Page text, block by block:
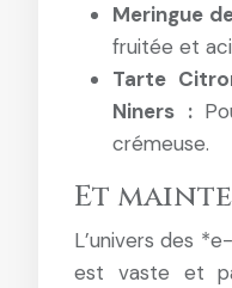
Meringue
fruitée et
Tarte
Niners :
crémeuse.
Et
L’univers des
est vaste et